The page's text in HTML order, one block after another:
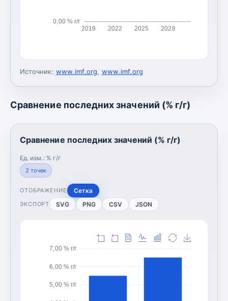
0,00 % г/г
2019 2022 2025 2028
Источник: www.imf.org, www.imf.org
Сравнение последних значений (% г/г)
Сравнение последних значений (% г/г)
Ед. изм.: % г/г
2 точек
ОТОБРАЖЕНИЕ Сетка
ЭКСПОРТ SVG PNG CSV JSON
5,00 % г/г
6,00 % г/г
7,00 % г/г